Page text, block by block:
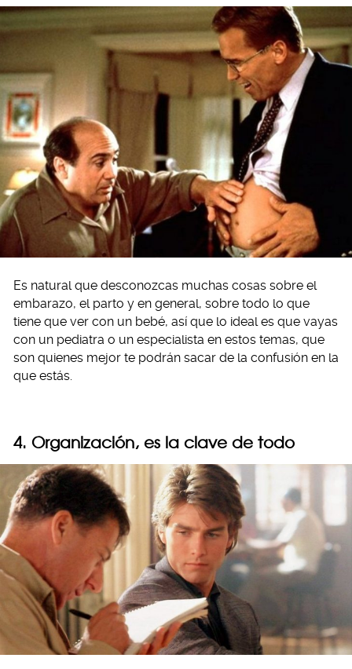
Es natural que desconozcas muchas cosas sobre el
embarazo, el parto y en general, sobre todo lo que
tiene que ver con un bebé, así que lo ideal es que vayas
con un pediatra o un especialista en estos temas, que
son quienes mejor te podrán sacar de la confusión en la
que estás.
4. Organización, es la clave de todo